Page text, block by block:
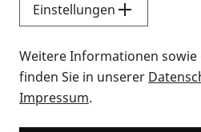
Vorlesen
Alle
Sie
Einstellungen
Weitere Informationen sowie
finden Sie in unserer
Impressum.